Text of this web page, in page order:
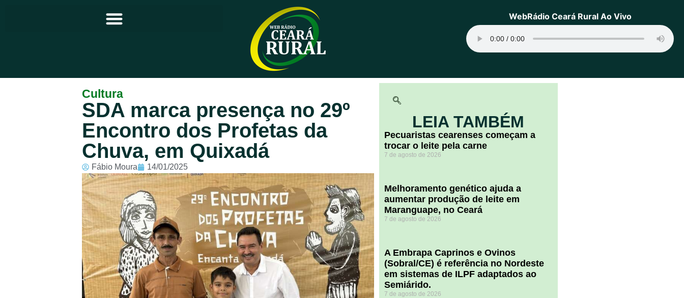
Principal
Notícias
Programação
Equipe
Contato
Sobre
WebRádio Ceará Rural Ao Vivo
Cultura
SDA marca presença no 29º
Encontro dos Profetas da
Chuva, em Quixadá
Fábio Moura 14/01/2025
LEIA TAMBÉM
Pecuaristas cearenses começam a
trocar o leite pela carne
7 de agosto de 2026
Melhoramento genético ajuda a
aumentar produção de leite em
Maranguape, no Ceará
7 de agosto de 2026
A Embrapa Caprinos e Ovinos
(Sobral/CE) é referência no Nordeste
em sistemas de ILPF adaptados ao
Semiárido.
7 de agosto de 2026